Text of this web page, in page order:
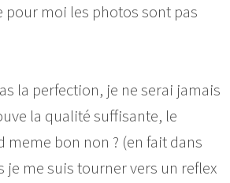
pour moi les photos sont pas
la perfection, je ne serai jamais
la qualité suffisante, le
meme bon non ? (en fait dans
je me suis tourner vers un reflex